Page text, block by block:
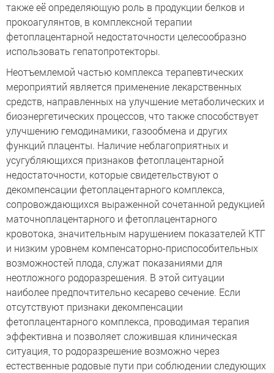
также её определяющую роль в продукции белков и
прокоагулянтов, в комплексной терапии
фетоплацентарной недостаточности целесообразно
использовать гепатопротекторы.
Неотъемлемой частью комплекса терапевтических
мероприятий является применение лекарственных
средств, направленных на улучшение метаболических и
биоэнергетических процессов, что также способствует
улучшению гемодинамики, газообмена и других
функций плаценты. Наличие неблагоприятных и
усугубляющихся признаков фетоплацентарной
недостаточности, которые свидетельствуют о
декомпенсации фетоплацентарного комплекса,
сопровождающихся выраженной сочетанной редукцией
маточноплацентарного и фетоплацентарного
кровотока, значительным нарушением показателей КТГ
и низким уровнем компенсаторно-приспособительных
возможностей плода, служат показаниями для
неотложного родоразрешения. В этой ситуации
наиболее предпочтительно кесарево сечение. Если
отсутствуют признаки декомпенсации
фетоплацентарного комплекса, проводимая терапия
эффективна и позволяет сложившая клиническая
ситуация, то родоразрешение возможно через
естественные родовые пути при соблюдении следующих